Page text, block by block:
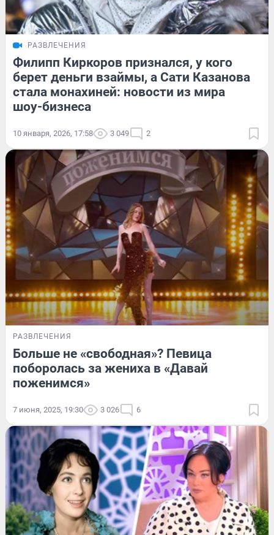
РАЗВЛЕЧЕНИЯ
Филипп Киркоров признался, у кого
берет деньги взаймы, а Сати Казанова
стала монахиней: новости из мира
шоу-бизнеса
10 января, 2026, 17:58 3 049 2
РАЗВЛЕЧЕНИЯ
Больше не «свободная»? Певица
поборолась за жениха в «Давай
поженимся»
7 июня, 2025, 19:30 3 026 6